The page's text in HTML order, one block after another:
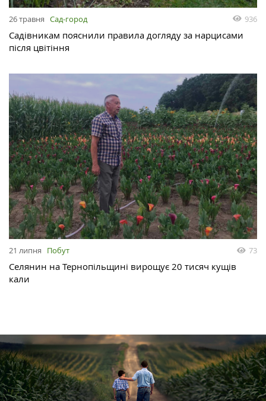
26 травня Сад-город 936
Садівникам пояснили правила догляду за нарцисами
після цвітіння
21 липня Побут 73
Селянин на Тернопільщині вирощує 20 тисяч кущів
кали